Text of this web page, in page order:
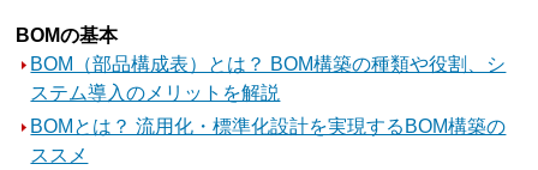
BOMの基本
BOM（部品構成表）とは？ BOM構築の種類や役割、シ
ステム導入のメリットを解説
BOMとは？ 流用化・標準化設計を実現するBOM構築の
ススメ